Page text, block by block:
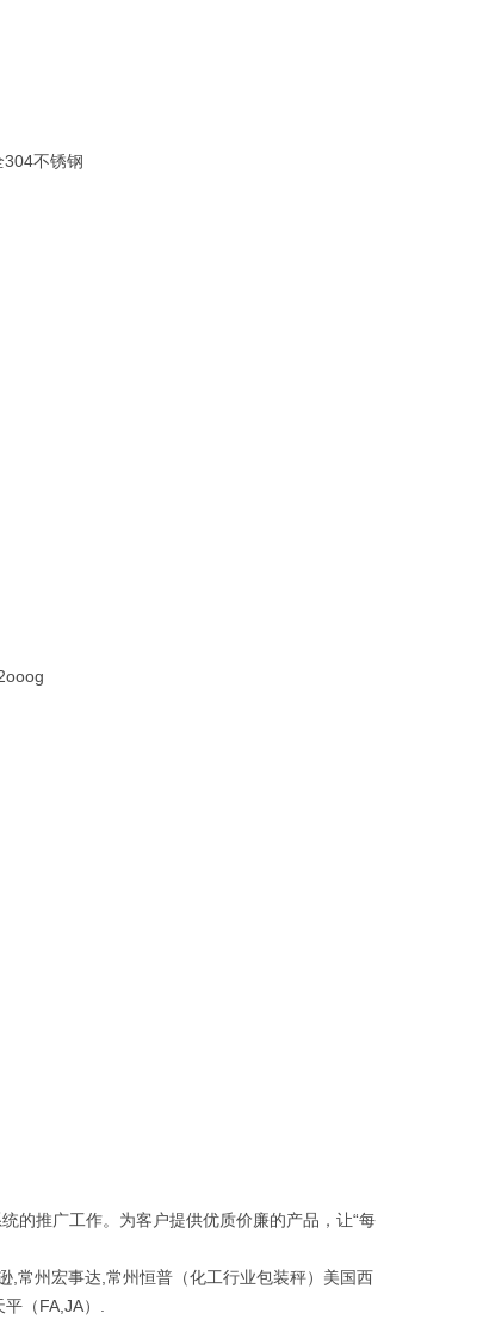
不锈钢
的推广工作。为客户提供优质价廉的产品，让“每
州宏事达,常州恒普（化工行业包装秤）美国西
（FA,JA）.